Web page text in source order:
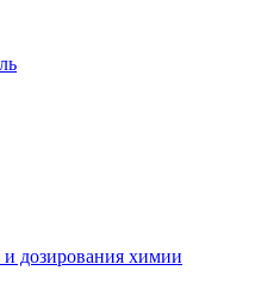
дозирования химии